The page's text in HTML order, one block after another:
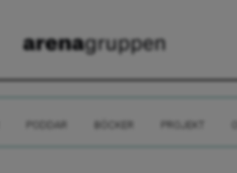
BÖCKER PROJEKT